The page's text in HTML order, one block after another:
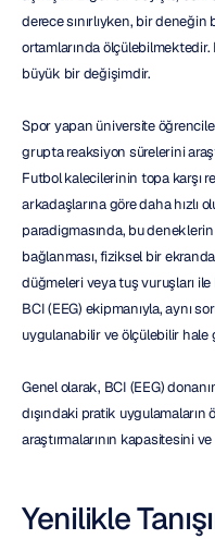
derece sınırlıyken, bir
ortamlarında
büyük bir değişimdir.
Spor yapan üniversite
grupta reaksiyon sürelerini
Futbol kalecilerinin topa karşı
arkadaşlarına göre daha hızlı
paradigmasında, bu
bağlanması, fiziksel bir
düğmeleri veya tuş vuruşları
BCI (EEG) ekipmanıyla, aynı
uygulanabilir ve ölçülebilir hale
Genel olarak, BCI (EEG)
dışındaki pratik uygulamaların
araştırmalarının kapasitesini ve
Yenilikle